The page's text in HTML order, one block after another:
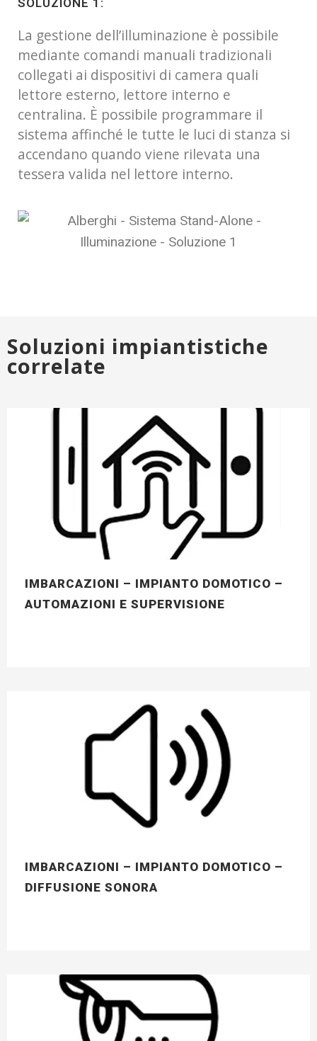
SOLUZIONE 1:
La gestione dell’illuminazione è possibile
mediante comandi manuali tradizionali
collegati ai dispositivi di camera quali
lettore esterno, lettore interno e
centralina. È possibile programmare il
sistema affinché le tutte le luci di stanza si
accendano quando viene rilevata una
tessera valida nel lettore interno.
Soluzioni impiantistiche
correlate
IMBARCAZIONI – IMPIANTO DOMOTICO –
AUTOMAZIONI E SUPERVISIONE
IMBARCAZIONI – IMPIANTO DOMOTICO –
DIFFUSIONE SONORA